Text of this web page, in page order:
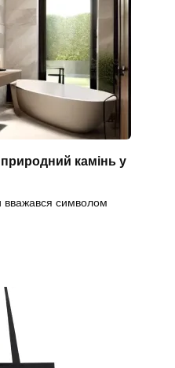
камінь у
вважався символом